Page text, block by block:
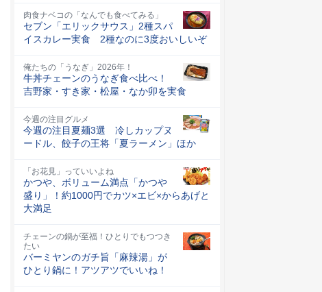
肉食ナベコの「なんでも食べてみる」
セブン「エリックサウス」2種スパ
イスカレー実食 2種なのに3度おいしいぞ
俺たちの「うなぎ」2026年！
牛丼チェーンのうなぎ食べ比べ！
吉野家・すき家・松屋・なか卯を実食
今週の注目グルメ
今週の注目夏麺3選 冷しカップヌ
ードル、餃子の王将「夏ラーメン」ほか
「お花見」っていいよね
かつや、ボリューム満点「かつや
盛り」！約1000円でカツ×エビ×からあげと
大満足
チェーンの鍋が至福！ひとりでもつつき
たい
バーミヤンのガチ旨「麻辣湯」が
ひとり鍋に！アツアツでいいね！